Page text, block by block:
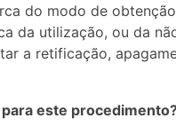
do modo de
da utilização, ou da
a retificação,
este